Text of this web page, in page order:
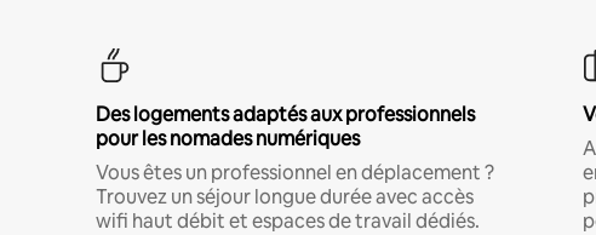
Des logements adaptés aux professionnels
pour les nomades numériques
Vous êtes un professionnel en déplacement ?
Trouvez un séjour longue durée avec accès
wifi haut débit et espaces de travail dédiés.